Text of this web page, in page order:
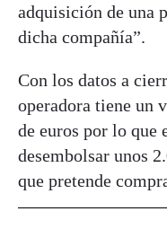
adquisición de una
dicha compañía”.
Con los datos a
operadora tiene un
de euros por lo que
desembolsar unos
que pretende